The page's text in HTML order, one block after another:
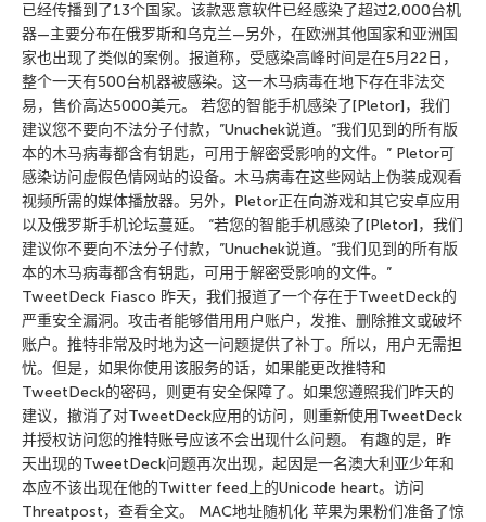
已经传播到了13个国家。该款恶意软件已经感染了超过2,000台机
器—主要分布在俄罗斯和乌克兰—另外，在欧洲其他国家和亚洲国
家也出现了类似的案例。报道称，受感染高峰时间是在5月22日，
整个一天有500台机器被感染。这一木马病毒在地下存在非法交
易，售价高达5000美元。 若您的智能手机感染了[Pletor]，我们
建议您不要向不法分子付款，”Unuchek说道。”我们见到的所有版
本的木马病毒都含有钥匙，可用于解密受影响的文件。” Pletor可
感染访问虚假色情网站的设备。木马病毒在这些网站上伪装成观看
视频所需的媒体播放器。另外，Pletor正在向游戏和其它安卓应用
以及俄罗斯手机论坛蔓延。 “若您的智能手机感染了[Pletor]，我们
建议你不要向不法分子付款，”Unuchek说道。”我们见到的所有版
本的木马病毒都含有钥匙，可用于解密受影响的文件。”
TweetDeck Fiasco 昨天，我们报道了一个存在于TweetDeck的
严重安全漏洞。攻击者能够借用用户账户，发推、删除推文或破坏
账户。推特非常及时地为这一问题提供了补丁。所以，用户无需担
忧。但是，如果你使用该服务的话，如果能更改推特和
TweetDeck的密码，则更有安全保障了。如果您遵照我们昨天的
建议，撤消了对TweetDeck应用的访问，则重新使用TweetDeck
并授权访问您的推特账号应该不会出现什么问题。 有趣的是，昨
天出现的TweetDeck问题再次出现，起因是一名澳大利亚少年和
本应不该出现在他的Twitter feed上的Unicode heart。访问
Threatpost，查看全文。 MAC地址随机化 苹果为果粉们准备了惊